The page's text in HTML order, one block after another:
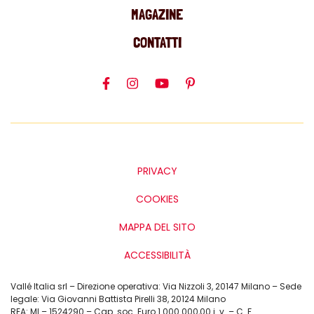
Semi: il tocco
croccante e
personalizzabile
I semi sono l’unico altro ingrediente
semi di girasole,
Aggiungono consistenza, un gusto
MAGAZINE
CONTATTI
PRIVACY
COOKIES
MAPPA DEL SITO
ACCESSIBILITÀ
Vallé Italia srl – Direzione operativa: Via Nizzoli 3, 20147 Milano – Sede
legale: Via Giovanni Battista Pirelli 38, 20124 Milano
REA: MI – 1524290 – Cap. soc. Euro 1.000.000,00 i. v. – C. F.